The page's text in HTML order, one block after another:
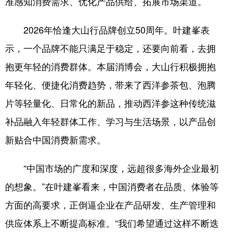
2026年恰逢大山行品牌创立50周年。叶建峯表
示，一个品牌不能只满足于稳定，还要向前看，去拥
抱更年轻的消费群体。本届消博会，大山行积极拥抱
年轻化、便捷化消费趋势，带来了西洋参茶包、泡腾
片等轻量化、日常化的新品，推动西洋参这种传统滋
补品融入年轻群体工作、学习与生活场景，以产品创
新贴合中国消费新需求。
“中国市场的广度和深度，远超很多海外企业最初
的想象。”在叶建峯看来，中国消费者在品质、体验等
方面的高要求，正倒逼企业在产品研发、生产管理和
供应体系上不断提高标准。“我们希望通过这样不断迭